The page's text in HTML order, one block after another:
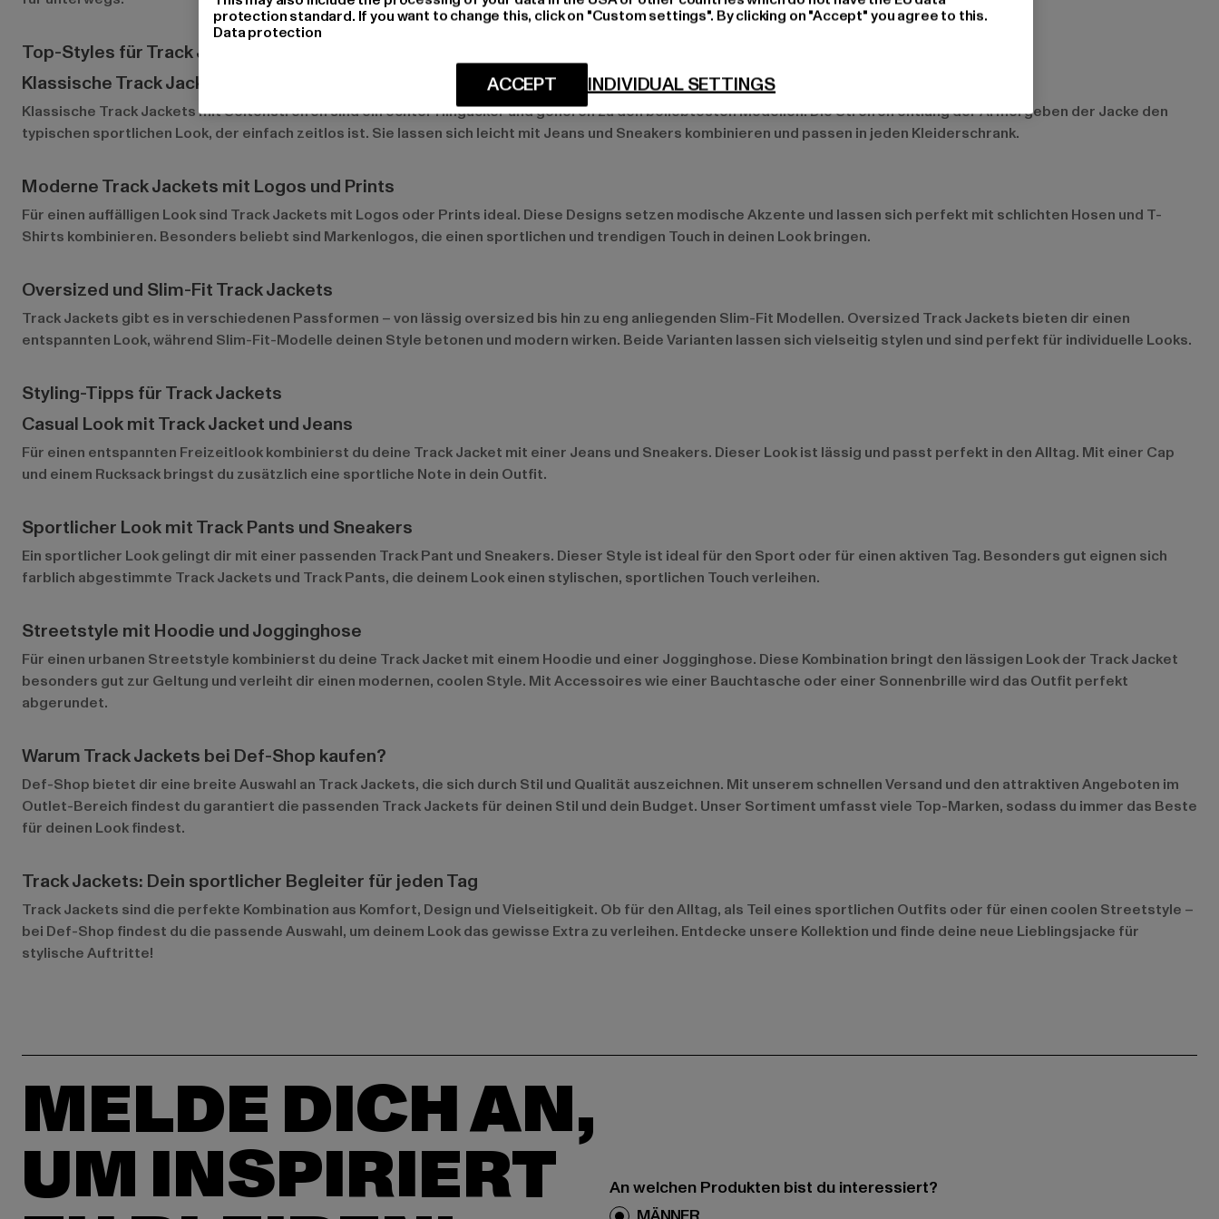
Top-Styles für Track Jackets bei Def-Shop
Klassische Track Jackets mit Streifen
Klassische Track Jacketsmit Seitenstreifen sind ein echter Hingucker und gehören zu den beliebtesten Modellen. Die Streifen entlang der Ärmel geben der Jacke den
typischen sportlichen Look, der einfach zeitlos ist. Sie lassen sich leicht mit Jeans und Sneakers kombinieren und passen in jeden Kleiderschrank.
Moderne Track Jackets mit Logos und Prints
Für einen auffälligen Look sind Track Jackets mit Logos oder Prints ideal. Diese Designs setzen modische Akzente und lassen sich perfekt mit schlichten Hosen und T-
Shirts kombinieren. Besonders beliebt sind Markenlogos, die einen sportlichen und trendigen Touch in deinen Look bringen.
Oversized und Slim-Fit Track Jackets
Track Jackets gibt es in verschiedenen Passformen – von lässig oversized bis hin zu eng anliegenden Slim-Fit Modellen. Oversized Track Jackets bieten dir einen
entspannten Look, während Slim-Fit-Modelle deinen Style betonen und modern wirken. Beide Varianten lassen sich vielseitig stylen und sind perfekt für individuelle Looks.
Styling-Tipps für Track Jackets
Casual Look mit Track Jacket und Jeans
Für einen entspannten Freizeitlook kombinierst du deine Track Jacket mit einer Jeans und Sneakers. Dieser Look ist lässig und passt perfekt in den Alltag. Mit einer Cap
und einem Rucksack bringst du zusätzlich eine sportliche Note in dein Outfit.
Sportlicher Look mit Track Pants und Sneakers
Ein sportlicher Look gelingt dir mit einer passenden Track Pant und Sneakers. Dieser Style ist ideal für den Sport oder für einen aktiven Tag. Besonders gut eignen sich
farblich abgestimmte Track Jackets und Track Pants, die deinem Look einen stylischen, sportlichen Touch verleihen.
Streetstyle mit Hoodie und Jogginghose
Für einen urbanen Streetstyle kombinierst du deine Track Jacket mit einem Hoodie und einer Jogginghose. Diese Kombination bringt den lässigen Look der Track Jacket
besonders gut zur Geltung und verleiht dir einen modernen, coolen Style. Mit Accessoires wie einer Bauchtasche oder einer Sonnenbrille wird das Outfit perfekt
abgerundet.
Warum Track Jackets bei Def-Shop kaufen?
Def-Shop bietet dir eine breite Auswahl an Track Jackets, die sich durch Stil und Qualität auszeichnen. Mit unserem schnellen Versand und den attraktiven Angeboten im
Outlet-Bereich findest du garantiert die passenden Track Jackets für deinen Stil und dein Budget. Unser Sortiment umfasst viele Top-Marken, sodass du immer das Beste
für deinen Look findest.
Track Jackets: Dein sportlicher Begleiter für jeden Tag
Track Jackets sind die perfekte Kombination aus Komfort, Design und Vielseitigkeit. Ob für den Alltag, als Teil eines sportlichen Outfits oder für einen coolen Streetstyle –
bei Def-Shop findest du die passende Auswahl, um deinem Look das gewisse Extra zu verleihen. Entdecke unsere Kollektion und finde deine neue Lieblingsjacke für
stylische Auftritte!
MELDE DICH AN,
UM INSPIRIERT
An welchen Produkten bist du interessiert?
protection standard. If you want to change this, click on "Custom settings". By clicking on "Accept" you agree to this.
Data protection
INDIVIDUAL SETTINGS
ACCEPT